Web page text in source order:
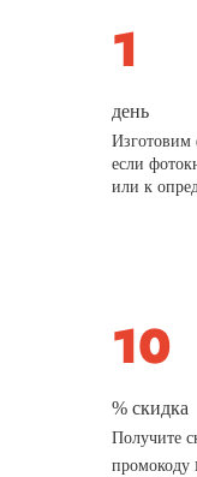
день
Изготовим
если
или к
% скидка
Получите
промокоду